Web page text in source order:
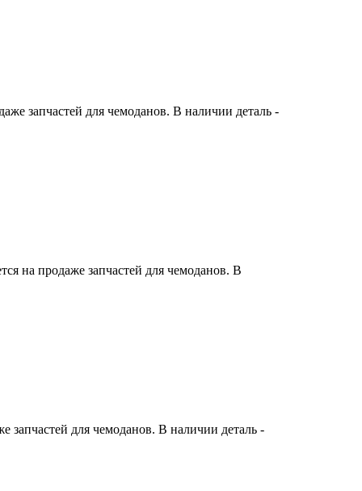
запчастей для чемоданов. В наличии деталь -
на продаже запчастей для чемоданов. В
запчастей для чемоданов. В наличии деталь -